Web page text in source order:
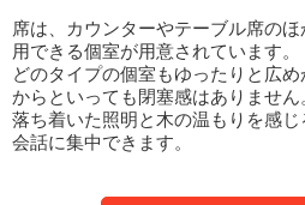
席は、カウンターやテーブル席の
用できる個室が用意されています。
どのタイプの個室もゆったりと広
からといっても閉塞感はありません
落ち着いた照明と木の温もりを感
会話に集中できます。